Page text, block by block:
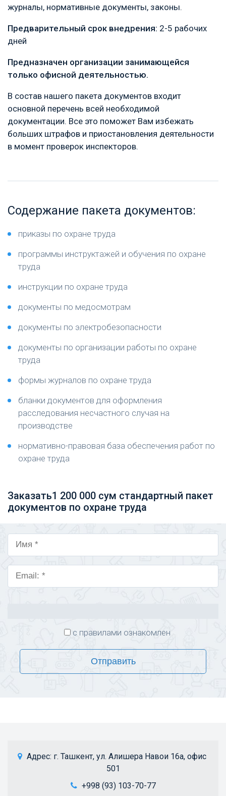
журналы, нормативные документы, законы.
Предварительный срок внедрения: 2-5 рабочих
дней
Предназначен организации занимающейся
только офисной деятельностью.
В состав нашего пакета документов входит
основной перечень всей необходимой
документации. Все это поможет Вам избежать
больших штрафов и приостановления деятельности
в момент проверок инспекторов.
Содержание пакета документов:
приказы по охране труда
программы инструктажей и обучения по охране
труда
инструкции по охране труда
документы по медосмотрам
документы по электробезопасности
документы по организации работы по охране
труда
формы журналов по охране труда
бланки документов для оформления
расследования несчастного случая на
производстве
нормативно-правовая база обеспечения работ по
охране труда
Заказать1 200 000 сум стандартный пакет
документов по охране труда
с правилами ознакомлен
Отправить
Адрес: г. Ташкент, ул. Алишера Навои 16а, офис
501
+998 (93) 103-70-77